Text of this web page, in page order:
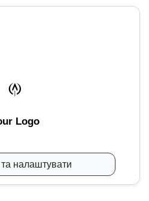
Logo
налаштувати